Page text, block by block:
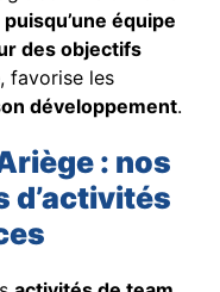
puisqu’une équipe
des objectifs
favorise les
développement.
: nos
d’activités